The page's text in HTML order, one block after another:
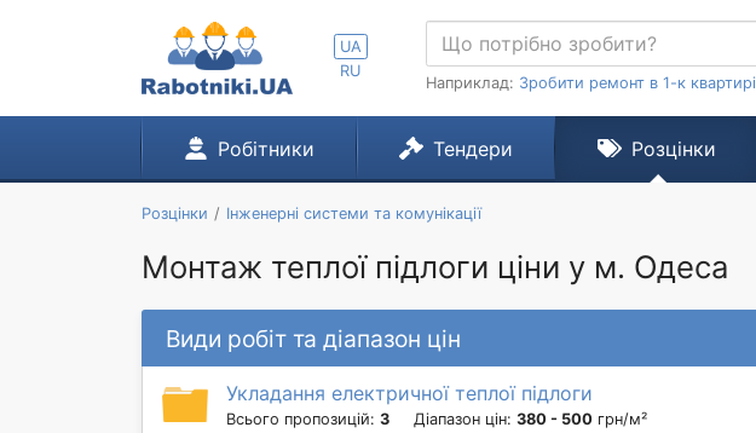
UA
RU
Наприклад: Зробити ремонт в 1-к квартирі
Робітники Тендери Розцінки
Розцінки Інженерні системи та комунікації
Монтаж теплої підлоги ціни у м. Одеса
Види робіт та діапазон цін
Укладання електричної теплої підлоги
Всього пропозицій: 3 Діапазон цін: 380 - 500 грн/м²